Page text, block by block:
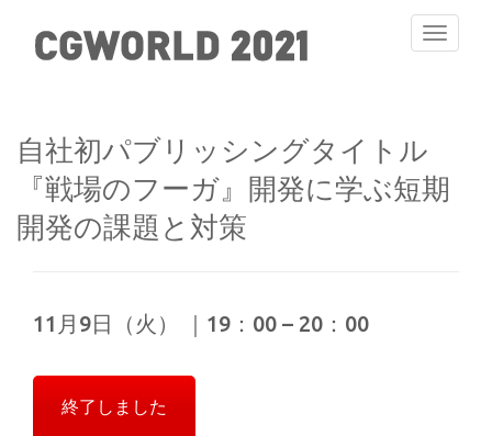
Toggle
自社初パブリッシングタイトル
『戦場のフーガ』開発に学ぶ短期
開発の課題と対策
11月9日（火） ｜19：00 – 20：00
終了しました